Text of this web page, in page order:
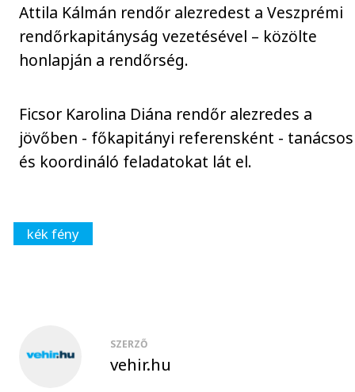
Attila Kálmán rendőr alezredest a Veszprémi
rendőrkapitányság vezetésével – közölte
honlapján a rendőrség.
Ficsor Karolina Diána rendőr alezredes a
jövőben - főkapitányi referensként -
és koordináló feladatokat lát el.
kék fény
SZERZŐ
vehir.hu